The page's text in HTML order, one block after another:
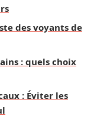
des voyants de
: quels choix
: Éviter les